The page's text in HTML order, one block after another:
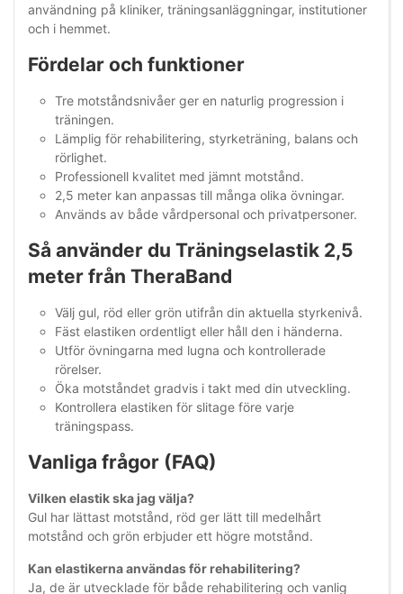
användning på kliniker, träningsanläggningar, institutioner
och i hemmet.
Fördelar och funktioner
Tre motståndsnivåer ger en naturlig progression i
träningen.
Lämplig för rehabilitering, styrketräning, balans och
rörlighet.
Professionell kvalitet med jämnt motstånd.
2,5 meter kan anpassas till många olika övningar.
Används av både vårdpersonal och privatpersoner.
Så använder du Träningselastik 2,5
meter från TheraBand
Välj gul, röd eller grön utifrån din aktuella styrkenivå.
Fäst elastiken ordentligt eller håll den i händerna.
Utför övningarna med lugna och kontrollerade
rörelser.
Öka motståndet gradvis i takt med din utveckling.
Kontrollera elastiken för slitage före varje
träningspass.
Vanliga frågor (FAQ)
Vilken elastik ska jag välja?
Gul har lättast motstånd, röd ger lätt till medelhårt
motstånd och grön erbjuder ett högre motstånd.
Kan elastikerna användas för rehabilitering?
Ja, de är utvecklade för både rehabilitering och vanlig